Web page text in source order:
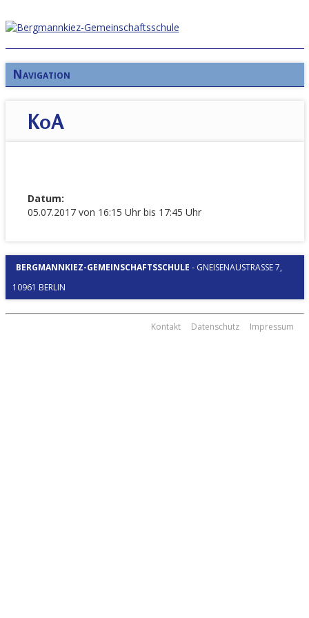
Navigation
KoA
Datum:
05.07.2017 von 16:15 Uhr bis 17:45 Uhr
BERGMANNKIEZ-GEMEINSCHAFTSSCHULE - GNEISENAUSTRASSE 7, 1
0961 BERLIN
Kontakt Datenschutz Impressum